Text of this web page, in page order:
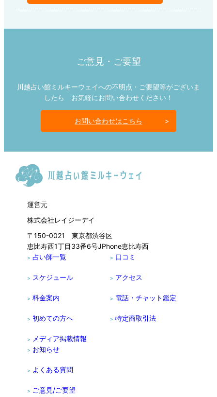
ご意見・ご要望
川越占い館ミルキーウェイへの不明点・ご要望等がございま
したら お気軽にお問い合わせください！
お問い合わせはこちら
運営元
株式会社レイジーデイ
〒150-0021 東京都渋谷区
恵比寿西1丁目33番6号JPhone恵比寿西
> 占い師一覧
> スケジュール
> 料金案内
> 初めての方へ
> メディア掲載情報
> 口コミ
> アクセス
> 電話・チャット鑑定
> 特定商取引法
> お知らせ
> よくある質問
> ご意見/ご要望